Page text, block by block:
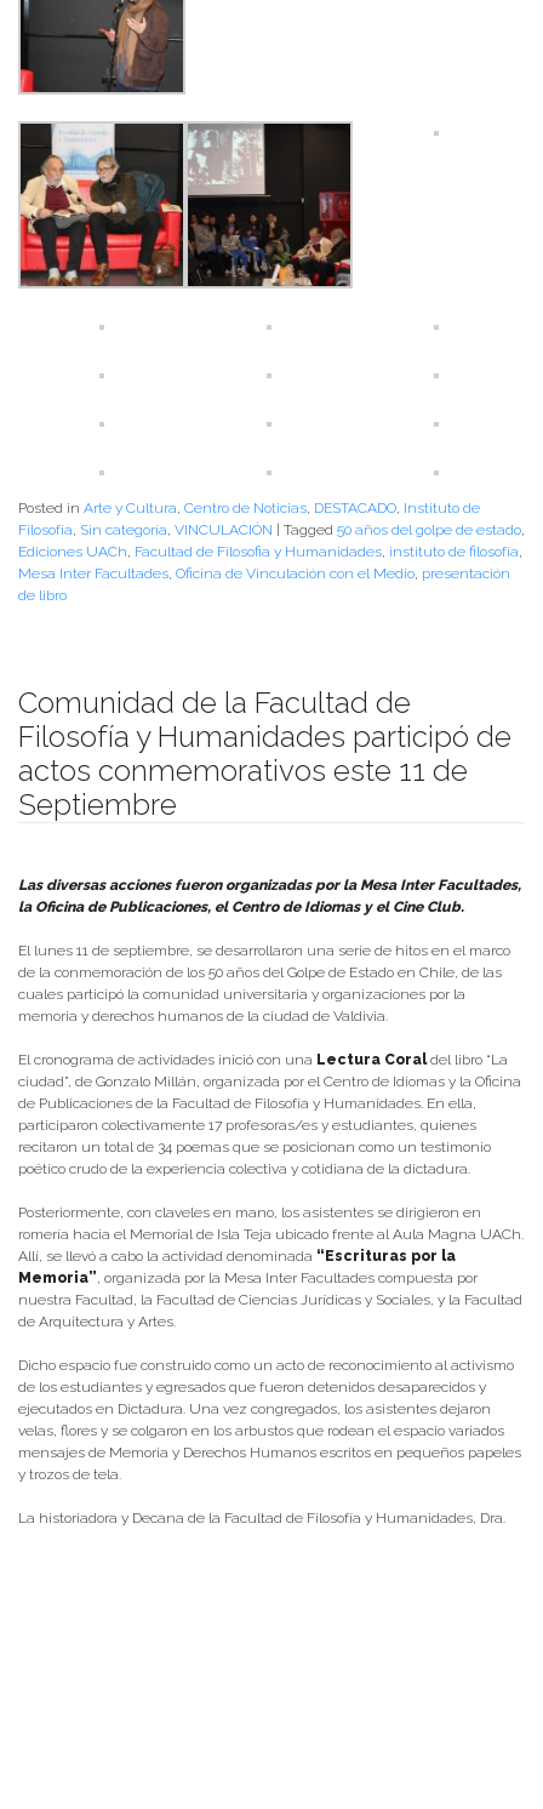
Posted in Arte y Cultura, Centro de Noticias, DESTACADO, Instituto de
Filosofía, Sin categoría, VINCULACIÓN Tagged 50 años del golpe de estado,
Ediciones UACh, Facultad de Filosofia y Humanidades, instituto de filosofía,
Mesa Inter Facultades, Oficina de Vinculación con el Medio, presentación
de libro
Comunidad de la Facultad de
Filosofía y Humanidades participó de
actos conmemorativos este 11 de
Septiembre
Las diversas acciones fueron organizadas porla Mesa Inter Facultades,
la Oficina de Publicaciones, el Centro de Idiomas y el Cine Club.
El lunes 11 de septiembre, se desarrollaron una serie de hitos en el marco
de la conmemoración de los 50 años del Golpe de Estado en Chile, de las
cuales participó la comunidad universitaria y organizaciones por la
memoria y derechos humanos de la ciudad de Valdivia.
El cronograma de actividades inició con una Lectura Coraldel libro “La
ciudad”, de Gonzalo Millán, organizada por el Centro de Idiomas y la Oficina
de Publicaciones de la Facultad de Filosofía y Humanidades. En ella,
participaron colectivamente 17 profesoras/es y estudiantes, quienes
recitaron un total de 34 poemas que se posicionan como un testimonio
poético crudo de la experiencia colectiva y cotidiana de la dictadura.
Posteriormente, con claveles en mano, los asistentes se dirigieron en
romería hacia el Memorial de Isla Teja ubicado frente al Aula Magna UACh.
Allí, se llevó a cabo la actividad denominada “Escrituras por la
Memoria”, organizada por la Mesa Inter Facultades compuesta por
nuestra Facultad, la Facultad de Ciencias Jurídicas y Sociales, y la Facultad
de Arquitectura y Artes.
Dicho espacio fue construido como un acto de reconocimiento al activismo
de los estudiantes y egresados que fueron detenidos desaparecidos y
ejecutados en Dictadura. Una vez congregados, los asistentes dejaron
velas, flores y se colgaron en los arbustos que rodean el espacio variados
mensajes de Memoria y Derechos Humanos escritos en pequeños papeles
y trozos de tela.
La historiadora y Decana de la Facultad de Filosofía y Humanidades, Dra.